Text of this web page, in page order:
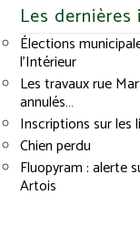
Les dernières
Élections
l’Intérieur
Les travaux rue
annulés…
Inscriptions sur les
Chien perdu
Fluopyram : alerte
Artois